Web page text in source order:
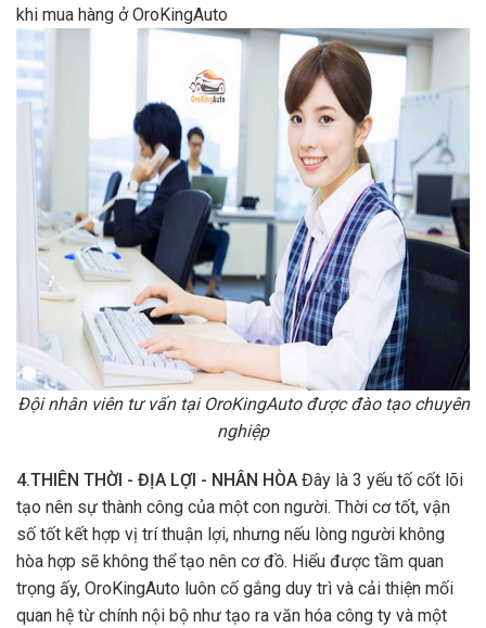
khi mua hàng ở OroKingAuto
Đội nhân viên tư vấn tại OroKingAuto được đào tạo chuyên
nghiệp
4.THIÊN THỜI - ĐỊA LỢI - NHÂN HÒA Đây là 3 yếu tố cốt lõi
tạo nên sự thành công của một con người. Thời cơ tốt, vận
số tốt kết hợp vị trí thuận lợi, nhưng nếu lòng người không
hòa hợp sẽ không thể tạo nên cơ đồ. Hiểu được tầm quan
trọng ấy, OroKingAuto luôn cố gắng duy trì và cải thiện mối
quan hệ từ chính nội bộ như tạo ra văn hóa công ty và một